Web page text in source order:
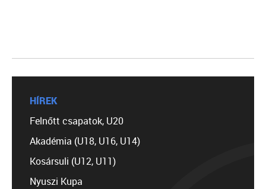
HÍREK
Felnőtt csapatok, U20
Akadémia (U18, U16, U14)
Kosársuli (U12, U11)
Nyuszi Kupa